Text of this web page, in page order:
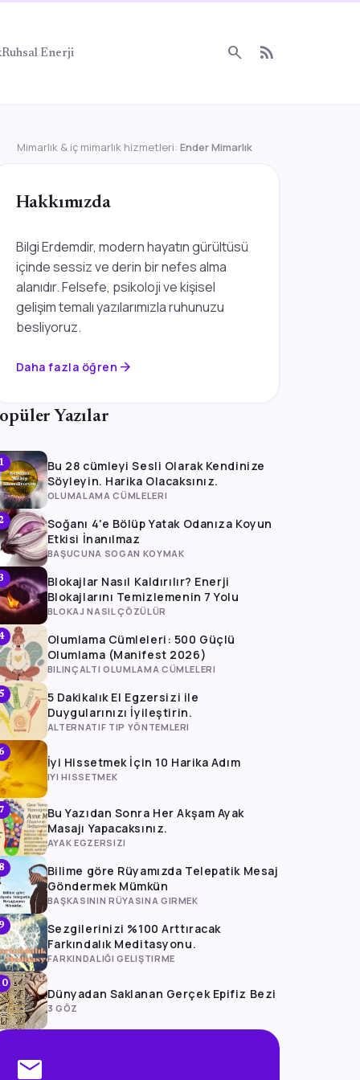
Ruhsal Enerji search rss_feed
Mimarlık & iç mimarlık hizmetleri: Ender Mimarlık
Hakkımızda
Bilgi Erdemdir, modern hayatın gürültüsü
içinde sessiz ve derin bir nefes alma
alanıdır. Felsefe, psikoloji ve kişisel
gelişim temalı yazılarımızla ruhunuzu
besliyoruz.
Daha fazla öğren arrow_forward
Yazılar
Bu 28 cümleyi Sesli Olarak Kendinize
Söyleyin. Harika Olacaksınız.
OLUMALAMA CÜMLELERI
Soğanı 4'e Bölüp Yatak Odanıza Koyun
Etkisi İnanılmaz
BAŞUCUNA SOGAN KOYMAK
Blokajlar Nasıl Kaldırılır? Enerji
Blokajlarını Temizlemenin 7 Yolu
BLOKAJ NASIL ÇÖZÜLÜR
4
Olumlama Cümleleri: 500 Güçlü
Olumlama (Manifest 2026)
BILINÇALTI OLUMLAMA CÜMLELERI
5
5 Dakikalık El Egzersizi ile
Duygularınızı İyileştirin.
ALTERNATIF TIP YÖNTEMLERI
6
İyi Hissetmek İçin 10 Harika Adım
IYI HISSETMEK
Bu Yazıdan Sonra Her Akşam Ayak
Masajı Yapacaksınız.
AYAK EGZERSIZI
8
Bilime göre Rüyamızda Telepatik Mesaj
Göndermek Mümkün
BAŞKASININ RÜYASINA GIRMEK
9
Sezgilerinizi %100 Arttıracak
Farkındalık Meditasyonu.
FARKINDALIĞI GELIŞTIRME
Dünyadan Saklanan Gerçek Epifiz Bezi
3 GÖZ
mail